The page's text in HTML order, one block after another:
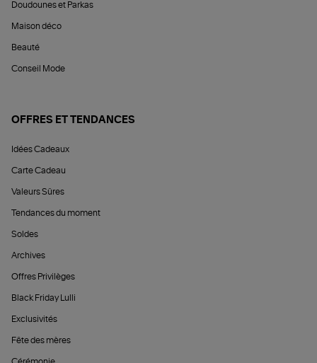
Doudounes et Parkas
Maison déco
Beauté
Conseil Mode
OFFRES ET TENDANCES
Idées Cadeaux
Carte Cadeau
Valeurs Sûres
Tendances du moment
Soldes
Archives
Offres Privilèges
Black Friday Lulli
Exclusivités
Fête des mères